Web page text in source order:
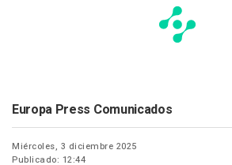
Europa Press Comunicados
Miércoles, 3 diciembre 2025
Publicado: 12:44